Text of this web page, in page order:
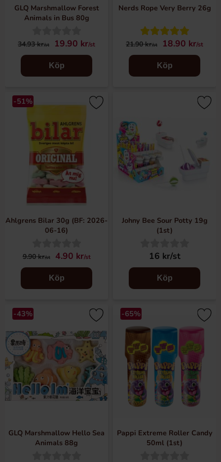
GLQ Marshmallow Forest
Animals in Bus 80g
34.93 kr/st 19.90 kr/st
Köp
Nerds Rope Very Berry 26g
21.90 kr/st 18.90 kr/st
Köp
-51%
Ahlgrens Bilar 30g (BF: 2026-
06-16)
9.90 kr/st 4.90 kr/st
Köp
Johny Bee Sour Potty 19g
(1st)
16 kr/st
Köp
-43%
GLQ Marshmallow Hello Sea
Animals 88g
-65%
Pappi Extreme Roller Candy
50ml (1st)